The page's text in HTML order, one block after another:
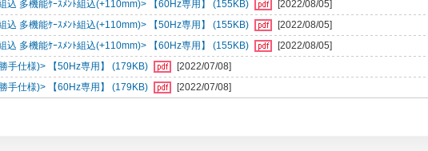
込 多機能ｹｰｽﾒﾝﾄ組込(+110mm)> 【60Hz専用】 (155KB)
[2022/08/05]
込 多機能ｹｰｽﾒﾝﾄ組込(+110mm)> 【50Hz専用】 (155KB)
[2022/08/05]
込 多機能ｹｰｽﾒﾝﾄ組込(+110mm)> 【60Hz専用】 (155KB)
[2022/08/05]
手仕様)> 【50Hz専用】 (179KB)
[2022/07/08]
手仕様)> 【60Hz専用】 (179KB)
[2022/07/08]